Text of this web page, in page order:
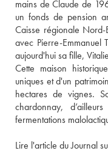
mains de Claude de
un fonds de pension
Caisse régionale
avec Pierre-Emmanuel
aujourd'hui sa fille,
Cette maison
uniques et d'un
hectares de vignes.
chardonnay,
fermentations
Lire l'article du Journal